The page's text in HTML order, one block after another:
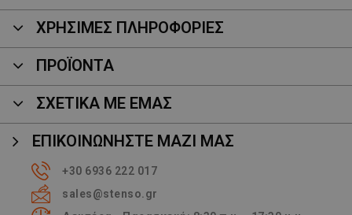
ΧΡΗΣΙΜΕΣ ΠΛΗΡΟΦΟΡΙΕΣ
ΠΡΟΪΌΝΤΑ
ΣΧΕΤΙΚΑ ΜΕ ΕΜΑΣ
ΕΠΙΚΟΙΝΩΝΉΣΤΕ ΜΑΖΊ ΜΑΣ
+30 6936 222 017
sales@stenso.gr